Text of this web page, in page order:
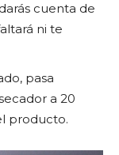
cuenta de
ni te
pasa
a 20
producto.